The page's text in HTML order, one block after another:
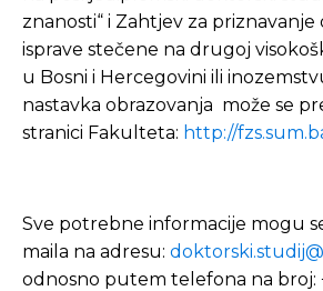
znanosti“ i Zahtjev za priznavanje
isprave stečene na drugoj
u Bosni i Hercegovini ili
nastavka obrazovanja može se
stranici Fakulteta: http://
Sve potrebne informacije mogu
maila na adresu:
odnosno putem telefona na broj: